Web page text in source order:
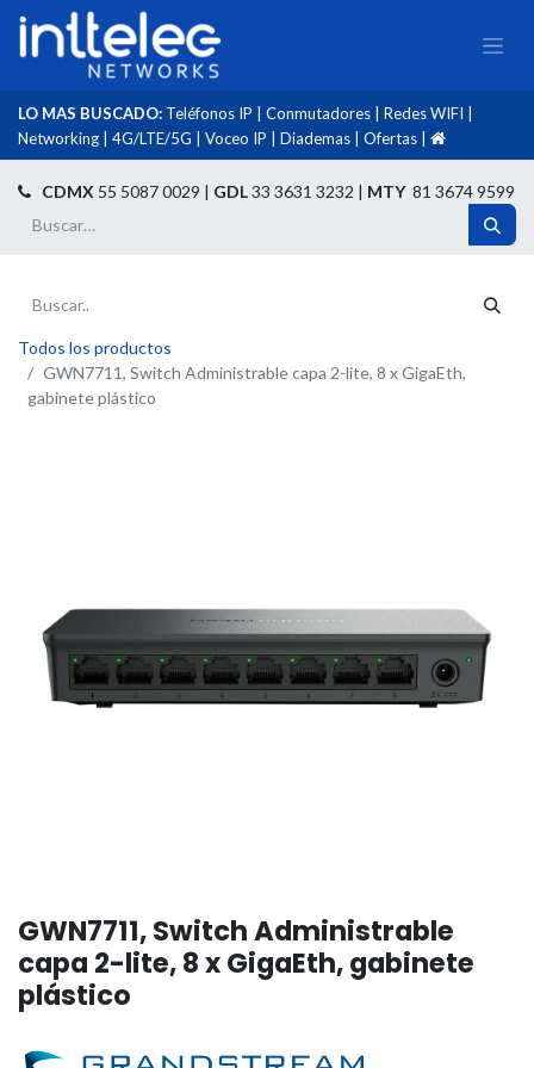
LO MAS BUSCADO: Teléfonos IP Conmutadores Redes WIFI
Networking
4G/LTE/5G Voceo IP Diademas Ofertas
CDMX 55 5087 0029 | GDL33 3631 3232 | MTY81 3674 9599
Todos los productos
GWN7711, Switch Administrable capa 2-lite, 8 x GigaEth,
gabinete plástico
GWN7711, Switch Administrable
capa 2-lite, 8 x GigaEth, gabinete
plástico